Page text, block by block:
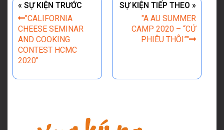
« SỰ KIỆN TRƯỚC
"CALIFORNIA
CHEESE SEMINAR
AND COOKING
CONTEST HCMC
2020"
SỰ KIỆN TIẾP THEO »
"A AU SUMMER
CAMP 2020 – “CỨ
PHIÊU THÔI”"